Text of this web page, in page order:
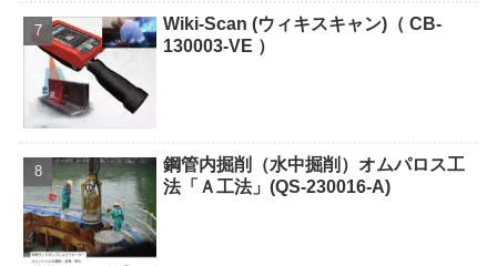
Wiki-Scan (ウィキスキャン)（ CB-
130003-VE ）
鋼管内掘削（水中掘削）オムパロス工
法「Ａ工法」(QS-230016-A)